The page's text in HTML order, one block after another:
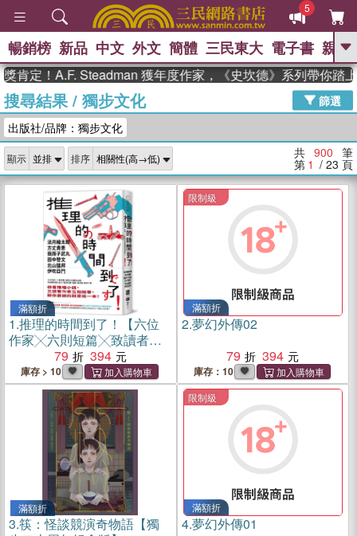
5
GO
高希均教授回憶錄
、 The Odyssey 、 父親節 、 如果歷
獎 臺灣漫遊錄 、 方念華 、 台灣的李
登輝時代
數學女孩：黎曼猜想 、
偉大的迷走神經
暢銷榜 新品 中文 外文 簡體 三民東大 電子書 親子
A.F. Steadman 獲年度作家，《史坎德》系列帶你踏上熱血
搜尋結果/ 獨步文化
篩選
出版社/品牌：獨步文化
顯示 排序 共 900 筆
第 1 / 23 頁
滿額折
1.推理的時間到了！【六位
作家╳六則短篇╳致讀者的
挑戰書】79 394
庫存 > 10
限制級
滿額折
2.夢幻外傳02
79
394
庫存：10
滿額折
3.筷：怪談競演奇物語【獨
限制級
滿額折
4.夢幻外傳01